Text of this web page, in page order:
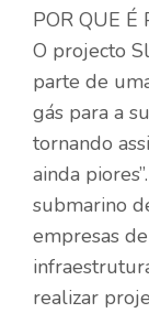
POR QUE É
O projecto
parte de
gás para a
tornando
ainda
submarino
empresas
realizar